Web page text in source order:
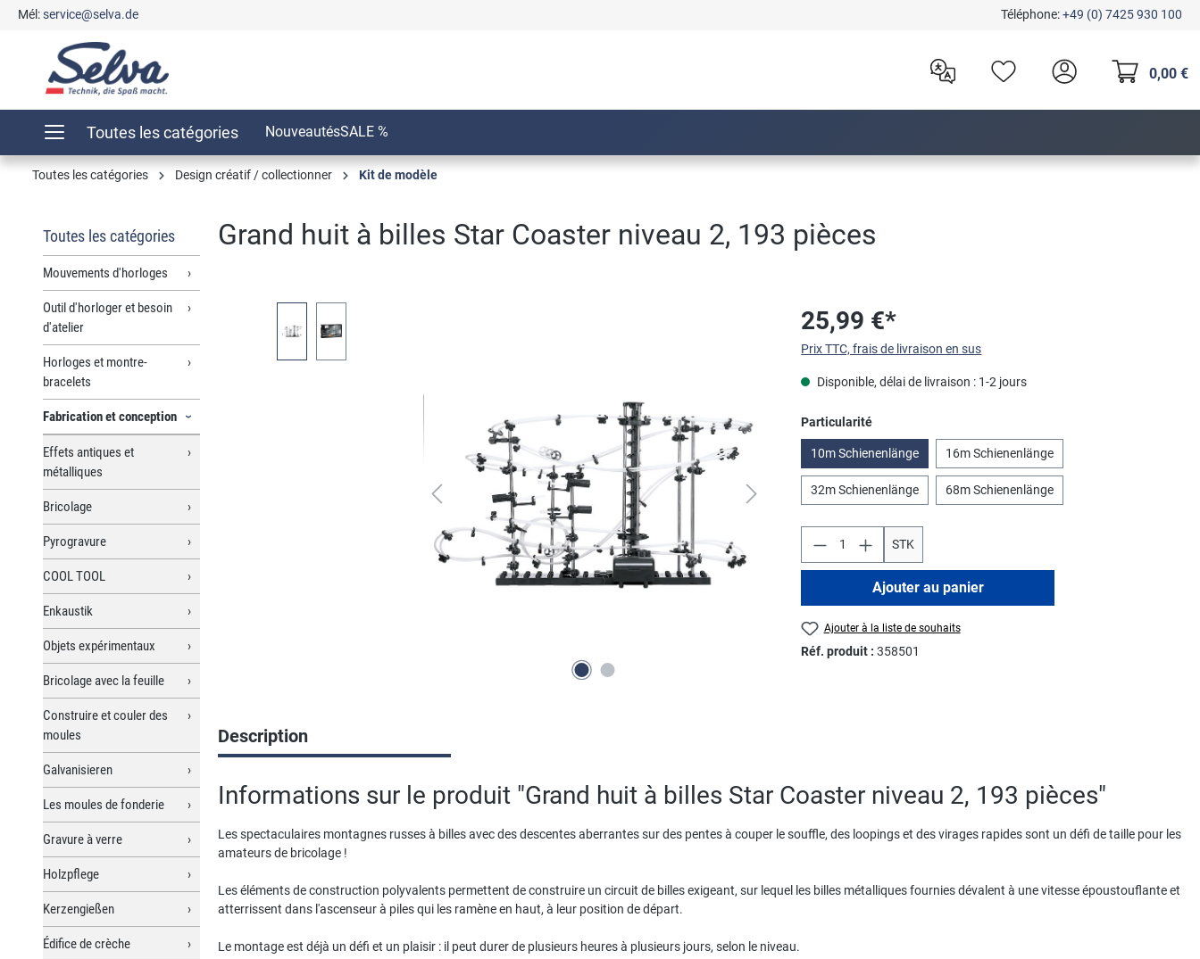
Passer à la navigation principale
Mél:service@selva.de Téléphone:+49 (0) 7425 930 100
0,00 €
Toutes les catégories NouveautésSALE %
Toutes les catégories Design créatif / collectionner Kit de modèle
Toutes les catégories
Mouvements d'horloges
Outil d'horloger et besoin
d'atelier
Horloges et montre-
bracelets
Fabrication et conception
Effets antiques et
métalliques
Bricolage
Pyrogravure
COOL TOOL
Enkaustik
Objets expérimentaux
Bricolage avec la feuille
Construire et couler des
moules
Galvanisieren
Les moules de fonderie
Gravure à verre
Holzpflege
Kerzengießen
Édifice de crèche
Grand huit à billes Star Coaster niveau 2, 193 pièces
25,99 €*
Prix TTC, frais de livraison en sus
Disponible, délai de livraison : 1-2 jours
Sélectionnez
Particularité
10m Schienenlänge 16m Schienenlänge
32m Schienenlänge 68m Schienenlänge
STK
Ajouter au panier
Ajouter à la liste de souhaits
Réf. produit :358501
Description
Informations sur le produit "Grand huit à billes Star Coaster niveau 2, 193 pièces"
Les spectaculaires montagnes russes à billes avec des descentes aberrantes sur des pentes à couper le souffle, des loopings et des virages rapides sont un défi de taille pour les
amateurs de bricolage !
Les éléments de construction polyvalents permettent de construire un circuit de billes exigeant, sur lequel les billes métalliques fournies dévalent à une vitesse époustouflante et
atterrissent dans l'ascenseur à piles qui les ramène en haut, à leur position de départ.
Le montage est déjà un défi et un plaisir : il peut durer de plusieurs heures à plusieurs jours, selon le niveau.